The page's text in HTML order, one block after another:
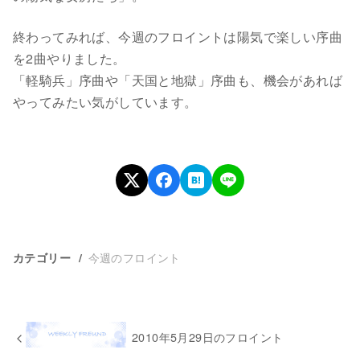
終わってみれば、今週のフロイントは陽気で楽しい序曲
を2曲やりました。
「軽騎兵」序曲や「天国と地獄」序曲も、機会があれば
やってみたい気がしています。
カテゴリー 今週のフロイント
2010年5月29日のフロイント